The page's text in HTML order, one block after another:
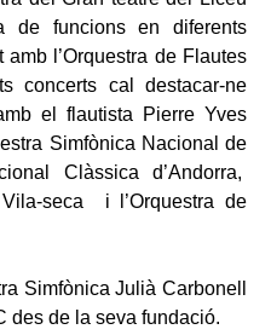
de funcions en diferents
l’Orquestra de Flautes
concerts cal destacar-ne
el flautista Pierre Yves
Simfònica Nacional de
Clàssica d’Andorra,
Vila-seca i l’Orquestra de
Simfònica Julià Carbonell
des de la seva fundació.